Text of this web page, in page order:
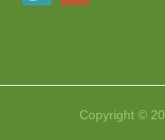
Copyright ©